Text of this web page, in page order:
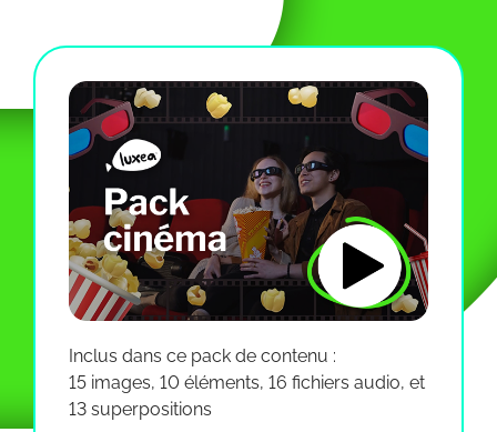
Inclus dans ce pack de contenu :
15 images, 10 éléments, 16 fichiers audio, et
13 superpositions